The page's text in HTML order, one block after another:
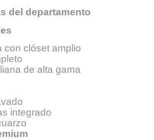
del departamento
con clóset amplio
de alta gama
integrado